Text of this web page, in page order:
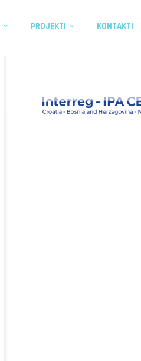
PROJEKTI KONTAKTI